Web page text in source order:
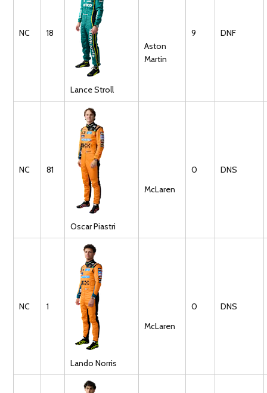
NC 18
LanceStroll
Aston
Martin
9 DNF
NC 81
OscarPiastri
McLaren
0 DNS
NC 1
Lando Norris
McLaren
0 DNS